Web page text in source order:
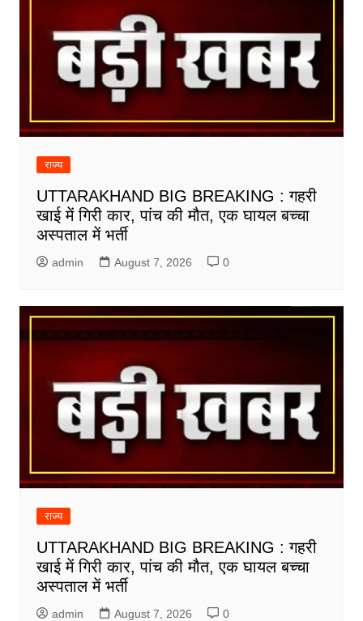
राज्य
UTTARAKHAND BIG BREAKING : गहरी
खाई में गिरी कार, पांच की मौत, एक घायल बच्चा
अस्पताल में भर्ती
admin August 7, 2026 0
राज्य
UTTARAKHAND BIG BREAKING : गहरी
खाई में गिरी कार, पांच की मौत, एक घायल बच्चा
अस्पताल में भर्ती
admin August 7, 2026 0